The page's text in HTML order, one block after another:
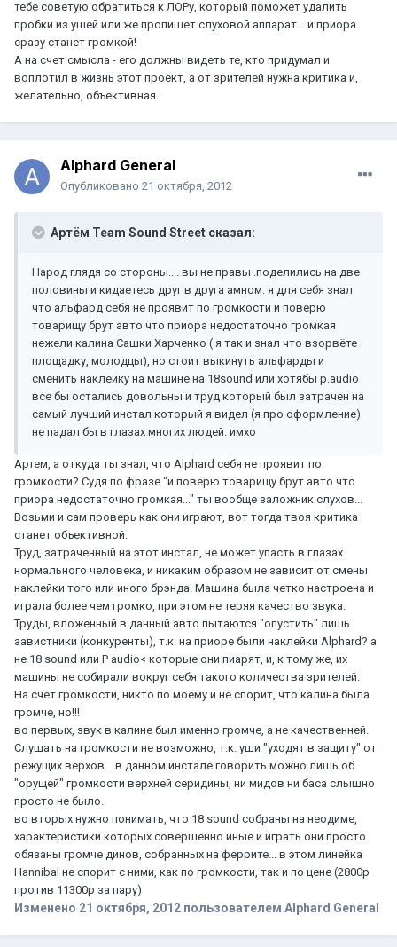
тебе советую обратиться к ЛОРу, который поможет удалить
пробки из ушей или же пропишет слуховой аппарат... и приора
сразу станет громкой!
А на счет смысла - его должны видеть те, кто придумал и
воплотил в жизнь этот проект, а от зрителей нужна критика и,
желательно, объективная.
Alphard General
Опубликовано 21 октября, 2012
Артём Team Sound Street сказал:
Народ глядя со стороны.... вы не правы .поделились на две
половины и кидаетесь друг в друга амном. я для себя знал
что альфард себя не проявит по громкости и поверю
товарищу брут авто что приора недостаточно громкая
нежели калина Сашки Харченко ( я так и знал что взорвёте
площадку, молодцы), но стоит выкинуть альфарды и
сменить наклейку на машине на 18sound или хотябы p.audio
все бы остались довольны и труд который был затрачен на
самый лучший инстал который я видел (я про оформление)
не падал бы в глазах многих людей. имхо
Артем, а откуда ты знал, что Alphard себя не проявит по
громкости? Судя по фразе "и поверю товарищу брут авто что
приора недостаточно громкая..." ты вообще заложник слухов...
Возьми и сам проверь как они играют, вот тогда твоя критика
станет объективной.
Труд, затраченный на этот инстал, не может упасть в глазах
нормального человека, и никаким образом не зависит от смены
наклейки того или иного брэнда. Машина была четко настроена и
играла более чем громко, при этом не теряя качество звука.
Труды, вложенный в данный авто пытаются "опустить" лишь
завистники (конкуренты), т.к. на приоре были наклейки Alphard? а
не 18 sound или P audio< которые они пиарят, и, к тому же, их
машины не собирали вокруг себя такого количества зрителей.
На счёт громкости, никто по моему и не спорит, что калина была
громче, но!!!
во первых, звук в калине был именно громче, а не качественней.
Слушать на громкости не возможно, т.к. уши "уходят в защиту" от
режущих верхов... в данном инстале говорить можно лишь об
"орущей" громкости верхней серидины, ни мидов ни баса слышно
просто не было.
во вторых нужно понимать, что 18 sound собраны на неодиме,
характеристики которых совершенно иные и играть они просто
обязаны громче динов, собранных на феррите... в этом линейка
Hannibal не спорит с ними, как по громкости, так и по цене (2800р
против 11300р за пару)
Изменено 21 октября, 2012 пользователем Alphard General